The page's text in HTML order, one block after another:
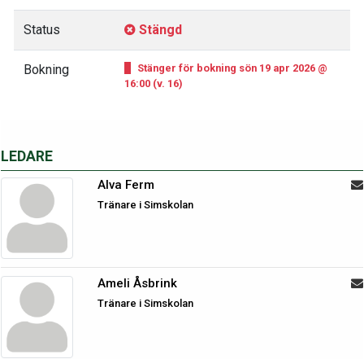
LEDARE
Alva Ferm
Tränare i Simskolan
Ameli Åsbrink
Tränare i Simskolan
Status Stängd
Bokning
Stänger för bokning sön 19 apr 2026 @
16:00 (v. 16)